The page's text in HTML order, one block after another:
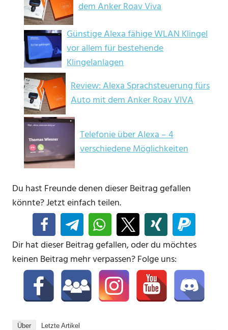
dem Anker Roav Viva
Günstige Alexa fähige WLAN Klingel
vor allem für bestehende
Klingelanlagen
Review: Alexa Sprachsteuerung fürs
Auto mit dem Anker Roav VIVA
Telefonie über Alexa – 4
verschiedene Möglichkeiten
Du hast Freunde denen dieser Beitrag gefallen
könnte? Jetzt einfach teilen.
Dir hat dieser Beitrag gefallen, oder du möchtes
keinen Beitrag mehr verpassen? Folge uns:
Über Letzte Artikel